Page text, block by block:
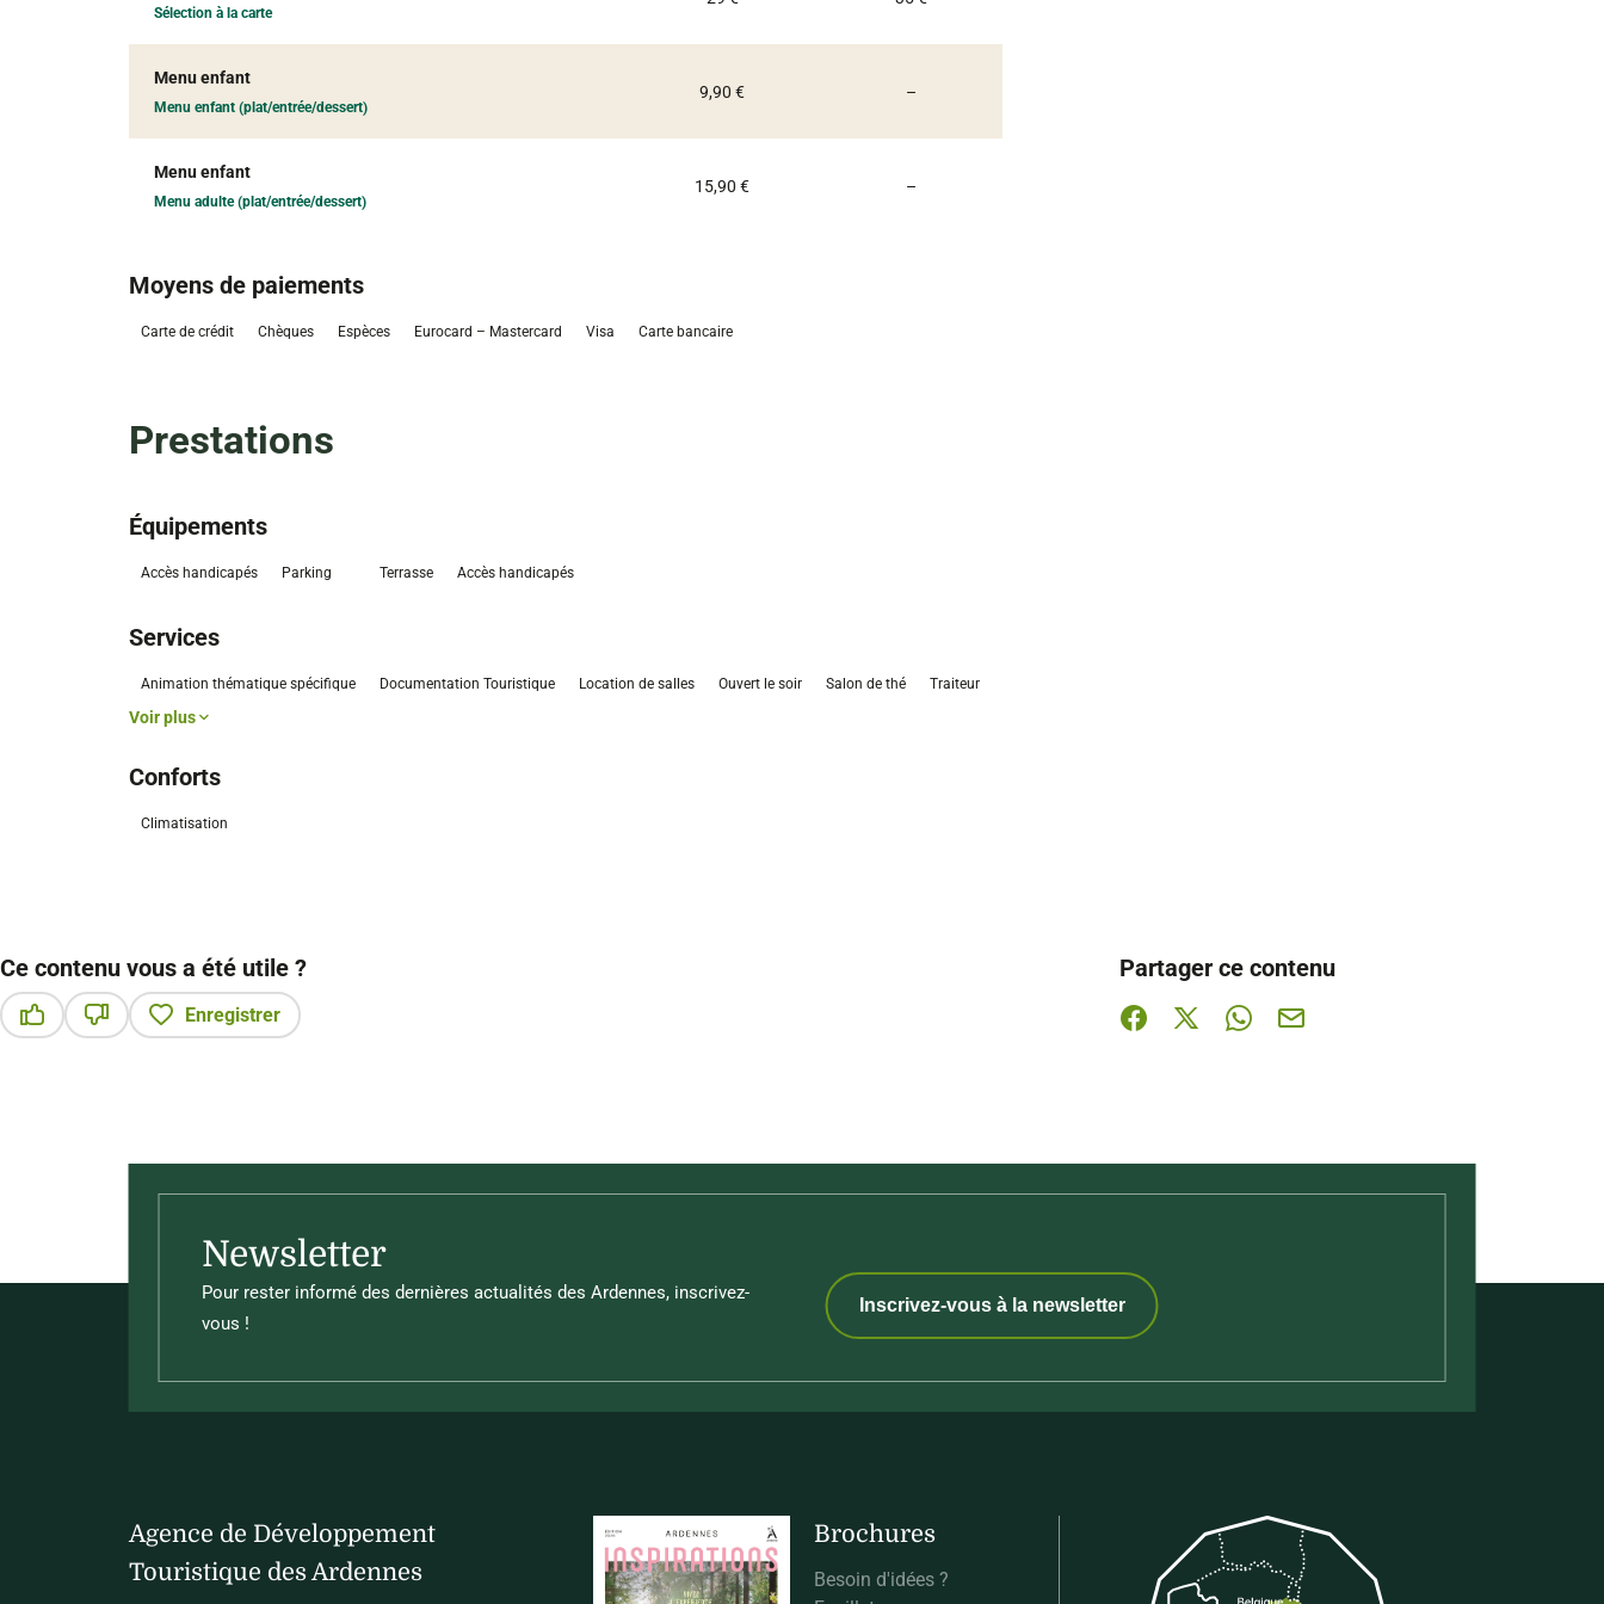
Sélection à la carte
Menu enfant
Menu enfant (plat/entrée/dessert)
9,90 € –
Menu enfant
Menu adulte (plat/entrée/dessert)
15,90 € –
Moyens de paiements
Carte de crédit Chèques Espèces Eurocard – Mastercard Visa Carte bancaire
Prestations
Équipements
Accès handicapés Parking Terrasse Accès handicapés
Services
Animation thématique spécifique Documentation Touristique Location de salles Ouvert le soir Salon de thé Traiteur
Voir plus
Conforts
Climatisation
Ce contenu vous a été utile ?
Enregistrer
Partager ce contenu
Partager sur Facebook (nouvelle fenêtre)
Partager sur X / Twitter (nouvelle fenêtre)
Partager sur WhatsApp
Partager par mail
Newsletter
Pour rester informé des dernières actualités des Ardennes, inscrivez-
vous !
Inscrivez-vous à la newsletter
Agence de Développement
Touristique des Ardennes
Brochures
Besoin d'idées ?